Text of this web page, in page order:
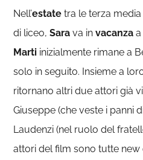
Nell’estate tra le terza media
di liceo,Sara va invacanza
Marti inizialmente rimane a
solo in seguito. Insieme a
ritornano altri due attori già
Giuseppe (che veste i panni
Laudenzi (nel ruolo del
attori del film sono tutte